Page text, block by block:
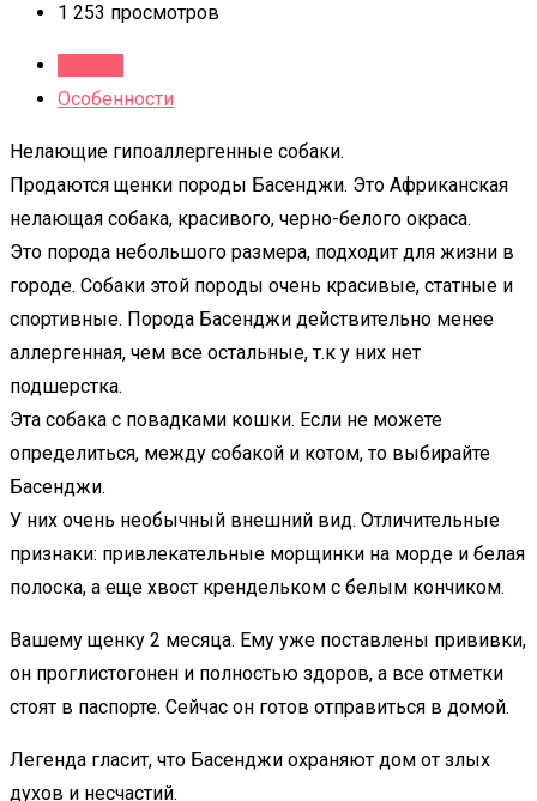
1 253 просмотров
Особенности
Нелающие гипоаллергенные собаки.
Продаются щенки породы Басенджи. Это Африканская
нелающая собака, красивого, черно-белого окраса.
Это порода небольшого размера, подходит для жизни в
городе. Собаки этой породы очень красивые, статные и
спортивные. Порода Басенджи действительно менее
аллергенная, чем все остальные, т.к у них нет
подшерстка.
Эта собака с повадками кошки. Если не можете
определиться, между собакой и котом, то выбирайте
Басенджи.
У них очень необычный внешний вид. Отличительные
признаки: привлекательные морщинки на морде и белая
полоска, а еще хвост крендельком с белым кончиком.
Вашему щенку 2 месяца. Ему уже поставлены прививки,
он проглистогонен и полностью здоров, а все отметки
стоят в паспорте. Сейчас он готов отправиться в домой.
Легенда гласит, что Басенджи охраняют дом от злых
духов и несчастий.